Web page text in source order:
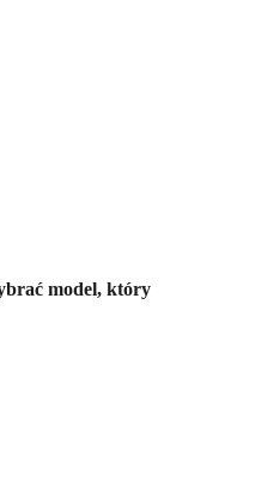
model, który